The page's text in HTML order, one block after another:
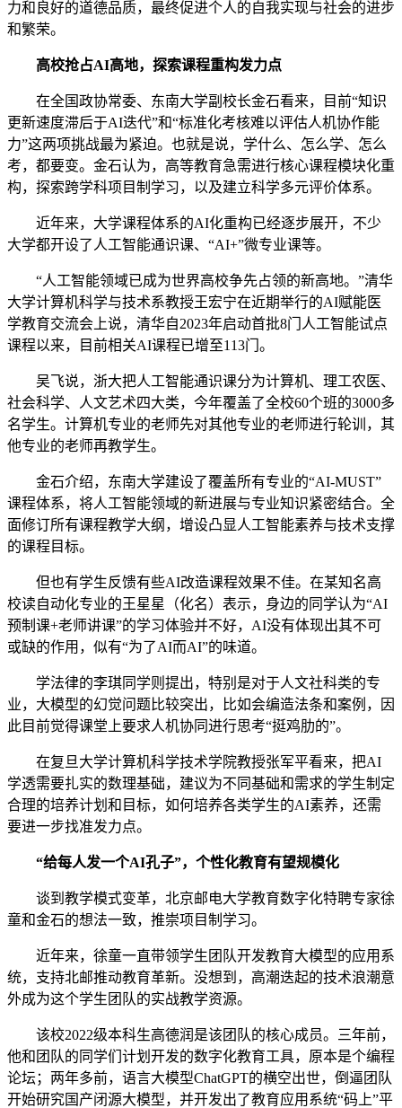
力和良好的道德品质，最终促进个人的自我实现与社会的进步
和繁荣。
高校抢占AI高地，探索课程重构发力点
在全国政协常委、东南大学副校长金石看来，目前“知识
更新速度滞后于AI迭代”和“标准化考核难以评估人机协作能
力”这两项挑战最为紧迫。也就是说，学什么、怎么学、怎么
考，都要变。金石认为，高等教育急需进行核心课程模块化重
构，探索跨学科项目制学习，以及建立科学多元评价体系。
近年来，大学课程体系的AI化重构已经逐步展开，不少
大学都开设了人工智能通识课、“AI+”微专业课等。
“人工智能领域已成为世界高校争先占领的新高地。”清华
大学计算机科学与技术系教授王宏宁在近期举行的AI赋能医
学教育交流会上说，清华自2023年启动首批8门人工智能试点
课程以来，目前相关AI课程已增至113门。
吴飞说，浙大把人工智能通识课分为计算机、理工农医、
社会科学、人文艺术四大类，今年覆盖了全校60个班的3000多
名学生。计算机专业的老师先对其他专业的老师进行轮训，其
他专业的老师再教学生。
金石介绍，东南大学建设了覆盖所有专业的“AI-MUST”
课程体系，将人工智能领域的新进展与专业知识紧密结合。全
面修订所有课程教学大纲，增设凸显人工智能素养与技术支撑
的课程目标。
但也有学生反馈有些AI改造课程效果不佳。在某知名高
校读自动化专业的王星星（化名）表示，身边的同学认为“AI
预制课+老师讲课”的学习体验并不好，AI没有体现出其不可
或缺的作用，似有“为了AI而AI”的味道。
学法律的李琪同学则提出，特别是对于人文社科类的专
业，大模型的幻觉问题比较突出，比如会编造法条和案例，因
此目前觉得课堂上要求人机协同进行思考“挺鸡肋的”。
在复旦大学计算机科学技术学院教授张军平看来，把AI
学透需要扎实的数理基础，建议为不同基础和需求的学生制定
合理的培养计划和目标，如何培养各类学生的AI素养，还需
要进一步找准发力点。
“给每人发一个AI孔子”，个性化教育有望规模化
谈到教学模式变革，北京邮电大学教育数字化特聘专家徐
童和金石的想法一致，推崇项目制学习。
近年来，徐童一直带领学生团队开发教育大模型的应用系
统，支持北邮推动教育革新。没想到，高潮迭起的技术浪潮意
外成为这个学生团队的实战教学资源。
该校2022级本科生高德润是该团队的核心成员。三年前，
他和团队的同学们计划开发的数字化教育工具，原本是个编程
论坛；两年多前，语言大模型ChatGPT的横空出世，倒逼团队
开始研究国产闭源大模型，并开发出了教育应用系统“码上”平